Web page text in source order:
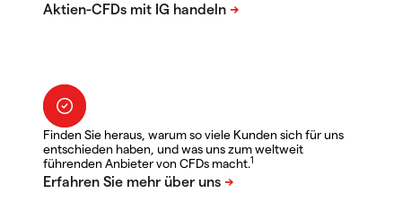
Finden Sie heraus, warum so viele Kunden sich für uns
entschieden haben, und was uns zum weltweit
führenden Anbieter von CFDs macht.1